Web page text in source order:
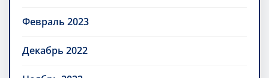
Февраль 2023
Декабрь 2022